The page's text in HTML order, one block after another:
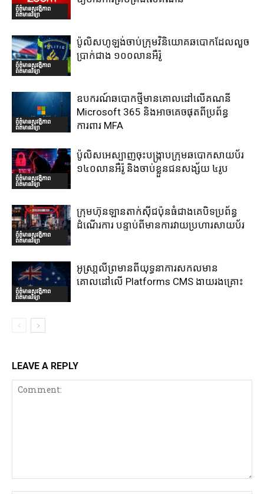
ព័ត៌មានសុវត្ថិភាព
ព័ត៌មានវិទ្យា
ព័ត៌មានសុវត្ថិភាព
ព័ត៌មានវិទ្យា
ប៉ូលិសហូឡង់ចាប់ក្រុមវិនិយោគឆបោកដែលលួច
ប្រាក់ជាង ១០០លានអឺរ៉ូ
ព័ត៌មានសុវត្ថិភាព
ព័ត៌មានវិទ្យា
ឧបករណ៍ឆបោកថ្មីមានគោលដៅលើគណនី
Microsoft 365 និងអាចគេចផុតពីប្រព័ន្ធ
ការពារ MFA
ព័ត៌មានសុវត្ថិភាព
ព័ត៌មានវិទ្យា
ប៉ូលិសអេស្បាញចុះបង្រ្កាបក្រុមឆបោកសាយប័រ
១៤០លានអឺរ៉ូ និងចាប់ខ្លួនជនសង្ស័យ ៤រូប
ព័ត៌មានសុវត្ថិភាព
ព័ត៌មានវិទ្យា
ក្រុមហ៊ុនឡានតាក់ស៊ីជប៉ុនធំជាងគេបិទប្រព័ន្ធ
ដំណើរការ បន្ទាប់ពីមានការវាយប្រហារសាយប័រ
ព័ត៌មានសុវត្ថិភាព
ព័ត៌មានវិទ្យា
អូស្រា្តលីព្រមានពីយុទ្ធនាការសកលមាន
គោលដៅលើ Platforms CMS ងាយរងគ្រោះ
LEAVE A REPLY